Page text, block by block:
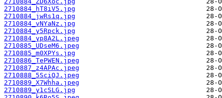
2710884_hT8iV5.jpg
2710884_jwRs1q.jpg
2710884_vNYaNz.jpg
2710884_y5Rpck.jpg
2710884_yp8A2L.jpeg
2710885_UDseM6.jpeg
2710885_m0XPYs.jpg
2710886_TePWEN.jpeg
2710887_z4APAc.jpeg
2710888_5SciQJ.jpeg
2710889_X7Whha.jpeg
2710889_y1cSLG.jpg